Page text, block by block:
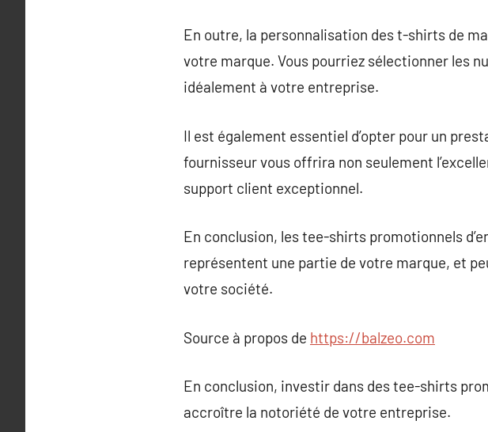
En outre, la personnalisation des t-shirts de
votre marque. Vous pourriez sélectionner les
idéalement à votre entreprise.
Il est également essentiel d’opter pour un
fournisseur vous offrira non seulement
support client exceptionnel.
En conclusion, les tee-shirts promotionnels
représentent une partie de votre marque, et
votre société.
Source à propos de https://balzeo.com
En conclusion, investir dans des tee-shirts
accroître la notoriété de votre entreprise.